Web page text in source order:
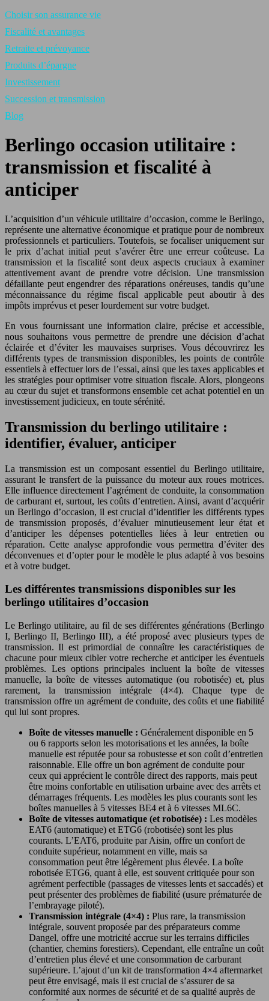
Choisir son assurance vie
Fiscalité et avantages
Retraite et prévoyance
Produits d’épargne
Investissement
Succession et transmission
Blog
Berlingo occasion utilitaire :
transmission et fiscalité à
anticiper
L’acquisition d’un véhicule utilitaire d’occasion, comme le Berlingo,
représente une alternative économique et pratique pour de nombreux
professionnels et particuliers. Toutefois, se focaliser uniquement sur
le prix d’achat initial peut s’avérer être une erreur coûteuse. La
transmission et la fiscalité sont deux aspects cruciaux à examiner
attentivement avant de prendre votre décision. Une transmission
défaillante peut engendrer des réparations onéreuses, tandis qu’une
méconnaissance du régime fiscal applicable peut aboutir à des
impôts imprévus et peser lourdement sur votre budget.
En vous fournissant une information claire, précise et accessible,
nous souhaitons vous permettre de prendre une décision d’achat
éclairée et d’éviter les mauvaises surprises. Vous découvrirez les
différents types de transmission disponibles, les points de contrôle
essentiels à effectuer lors de l’essai, ainsi que les taxes applicables et
les stratégies pour optimiser votre situation fiscale. Alors, plongeons
au cœur du sujet et transformons ensemble cet achat potentiel en un
investissement judicieux, en toute sérénité.
Transmission du berlingo utilitaire :
identifier, évaluer, anticiper
La transmission est un composant essentiel du Berlingo utilitaire,
assurant le transfert de la puissance du moteur aux roues motrices.
Elle influence directement l’agrément de conduite, la consommation
de carburant et, surtout, les coûts d’entretien. Ainsi, avant d’acquérir
un Berlingo d’occasion, il est crucial d’identifier les différents types
de transmission proposés, d’évaluer minutieusement leur état et
d’anticiper les dépenses potentielles liées à leur entretien ou
réparation. Cette analyse approfondie vous permettra d’éviter des
déconvenues et d’opter pour le modèle le plus adapté à vos besoins
et à votre budget.
Les différentes transmissions disponibles sur les
berlingo utilitaires d’occasion
Le Berlingo utilitaire, au fil de ses différentes générations (Berlingo
I, Berlingo II, Berlingo III), a été proposé avec plusieurs types de
transmission. Il est primordial de connaître les caractéristiques de
chacune pour mieux cibler votre recherche et anticiper les éventuels
problèmes. Les options principales incluent la boîte de vitesses
manuelle, la boîte de vitesses automatique (ou robotisée) et, plus
rarement, la transmission intégrale (4×4). Chaque type de
transmission offre un agrément de conduite, des coûts et une fiabilité
qui lui sont propres.
Boîte de vitesses manuelle : Généralement disponible en 5
ou 6 rapports selon les motorisations et les années, la boîte
manuelle est réputée pour sa robustesse et son coût d’entretien
raisonnable. Elle offre un bon agrément de conduite pour
ceux qui apprécient le contrôle direct des rapports, mais peut
être moins confortable en utilisation urbaine avec des arrêts et
démarrages fréquents. Les modèles les plus courants sont les
boîtes manuelles à 5 vitesses BE4 et à 6 vitesses ML6C.
Boîte de vitesses automatique (et robotisée) : Les modèles
EAT6 (automatique) et ETG6 (robotisée) sont les plus
courants. L’EAT6, produite par Aisin, offre un confort de
conduite supérieur, notamment en ville, mais sa
consommation peut être légèrement plus élevée. La boîte
robotisée ETG6, quant à elle, est souvent critiquée pour son
agrément perfectible (passages de vitesses lents et saccadés) et
peut présenter des problèmes de fiabilité (usure prématurée de
l’embrayage piloté).
Transmission intégrale (4×4) : Plus rare, la transmission
intégrale, souvent proposée par des préparateurs comme
Dangel, offre une motricité accrue sur les terrains difficiles
(chantier, chemins forestiers). Cependant, elle entraîne un coût
d’entretien plus élevé et une consommation de carburant
supérieure. L’ajout d’un kit de transformation 4×4 aftermarket
peut être envisagé, mais il est crucial de s’assurer de sa
conformité aux normes de sécurité et de sa qualité auprès de